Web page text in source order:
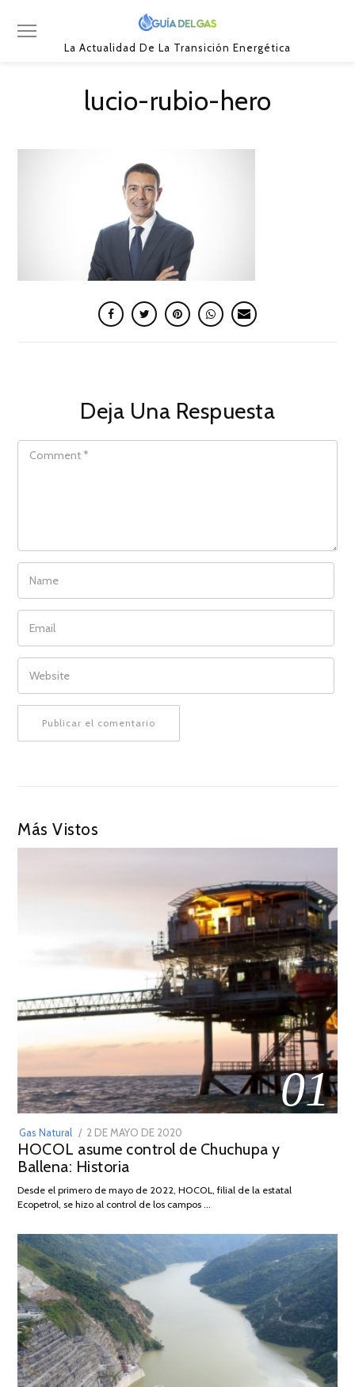
La Actualidad De La Transición Energética
lucio-rubio-hero
Deja Una Respuesta
COMMENT
NAME
EMAIL
WEBSITE
Más Vistos
01
Gas Natural
POSTED
ON
2 DE MAYO DE 2020
DE
2026
HOCOL asume control de Chuchupa y
Ballena: Historia
Desde el primero de mayo de 2022, HOCOL, filial de la estatal
Ecopetrol, se hizo al control de los campos …